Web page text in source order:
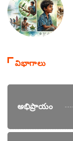
విభాగాలు
అభిప్రాయం